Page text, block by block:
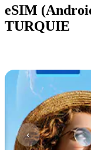
eSIM
TURQUIE